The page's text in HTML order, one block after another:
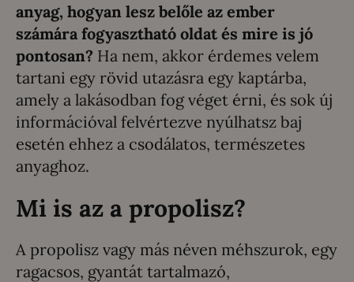
anyag, hogyan lesz belőle az ember
számára fogyasztható oldat és mire is jó
pontosan? Ha nem, akkor érdemes velem
tartani egy rövid utazásra egy kaptárba,
amely a lakásodban fog véget érni, és sok új
információval felvértezve nyúlhatsz baj
esetén ehhez a csodálatos, természetes
anyaghoz.
Mi is az a propolisz?
A propolisz vagy más néven méhszurok, egy
ragacsos, gyantát tartalmazó,